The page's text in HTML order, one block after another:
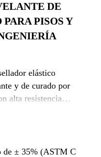
DE
PISOS Y
elástico
y de curado por
alta resistencia
de ± 35% (ASTM C